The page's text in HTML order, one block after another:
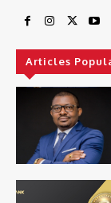
Articles